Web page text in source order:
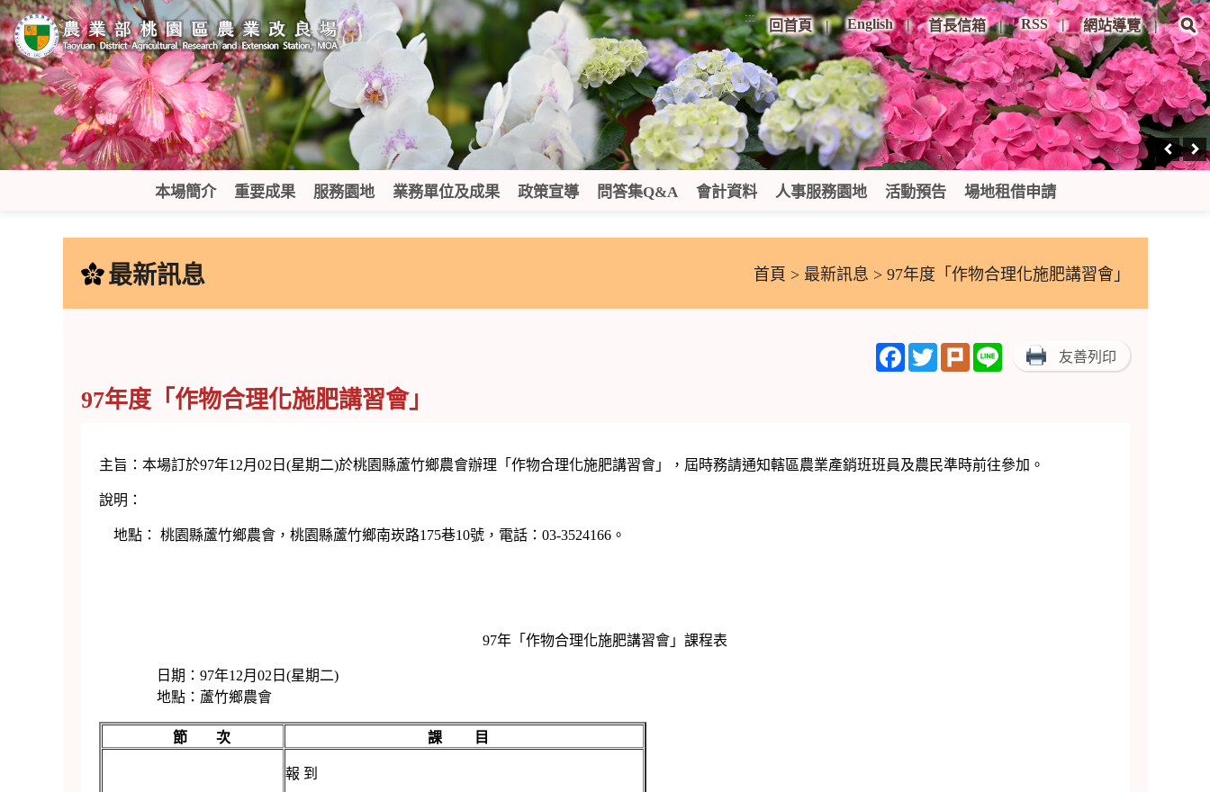
跳
到
主
要
內
容
區
塊
:::
回首頁 English 首長信箱 RSS 網站導覽
本場簡介 重要成果 服務園地 業務單位及成果 政策宣導 問答集Q&A 會計資料 人事服務園地 活動預告 場地租借申請
最新訊息 首頁 > 最新訊息 > 97年度「作物合理化施肥講習會」
Facebook
TwitterPlurk Line 友善列印
97年度「作物合理化施肥講習會」
主旨：本場訂於97年12月02日(星期二)於桃園縣蘆竹鄉農會辦理「作物合理化施肥講習會」，屆時務請通知轄區農業產銷班班員及農民準時前往參加。
說明：
地點： 桃園縣蘆竹鄉農會，桃園縣蘆竹鄉南崁路175巷10號，電話：03-3524166。
97年「作物合理化施肥講習會」課程表
日期：97年12月02日(星期二)
地點：蘆竹鄉農會
節 次 課 目
報 到